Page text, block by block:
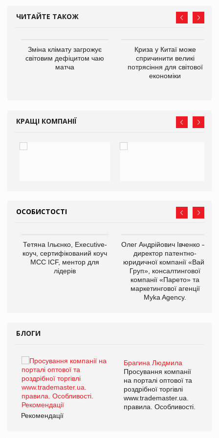
ЧИТАЙТЕ ТАКОЖ
Зміна клімату загрожує
світовим дефіцитом чаю
матча
Криза у Китаї може
спричинити великі
потрясіння для світової
економіки
КРАЩІ КОМПАНІЇ
ОСОБИСТОСТІ
Тетяна Ільєнко, Executive-
коуч, сертифікований коуч
МСС ICF, ментор для
лідерів
Олег Андрійович Івченко —
директор патентно-
юридичної компанії «Вайз
Груп», консалтингової
компанії «Парето» та
маркетингової агенції
Myka Agency.
БЛОГИ
Брагина Людмила
Просування компанії
на порталі оптової та
роздрібної торгівлі
www.trademaster.ua.
правила. Особливості.
Рекомендації